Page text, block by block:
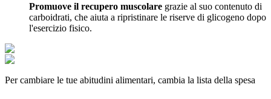
Promuove il recupero muscolare grazie al suo contenuto di
carboidrati, che aiuta a ripristinare le riserve di glicogeno dopo
l'esercizio fisico.
Per cambiare le tue abitudini alimentari, cambia la lista della spesa